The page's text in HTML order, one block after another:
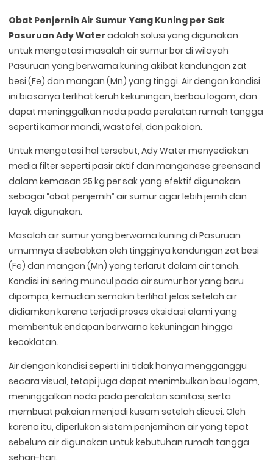
Obat Penjernih Air Sumur Yang Kuning per Sak
Pasuruan Ady Water adalah solusi yang digunakan
untuk mengatasi masalah air sumur bor di wilayah
Pasuruan yang berwarna kuning akibat kandungan zat
besi (Fe) dan mangan (Mn) yang tinggi. Air dengan kondisi
ini biasanya terlihat keruh kekuningan, berbau logam, dan
dapat meninggalkan noda pada peralatan rumah tangga
seperti kamar mandi, wastafel, dan pakaian.
Untuk mengatasi hal tersebut, Ady Water menyediakan
media filter seperti pasir aktif dan manganese greensand
dalam kemasan 25 kg per sak yang efektif digunakan
sebagai “obat penjernih” air sumur agar lebih jernih dan
layak digunakan.
Masalah air sumur yang berwarna kuning di Pasuruan
umumnya disebabkan oleh tingginya kandungan zat besi
(Fe) dan mangan (Mn) yang terlarut dalam air tanah.
Kondisi ini sering muncul pada air sumur bor yang baru
dipompa, kemudian semakin terlihat jelas setelah air
didiamkan karena terjadi proses oksidasi alami yang
membentuk endapan berwarna kekuningan hingga
kecoklatan.
Air dengan kondisi seperti ini tidak hanya mengganggu
secara visual, tetapi juga dapat menimbulkan bau logam,
meninggalkan noda pada peralatan sanitasi, serta
membuat pakaian menjadi kusam setelah dicuci. Oleh
karena itu, diperlukan sistem penjernihan air yang tepat
sebelum air digunakan untuk kebutuhan rumah tangga
sehari-hari.